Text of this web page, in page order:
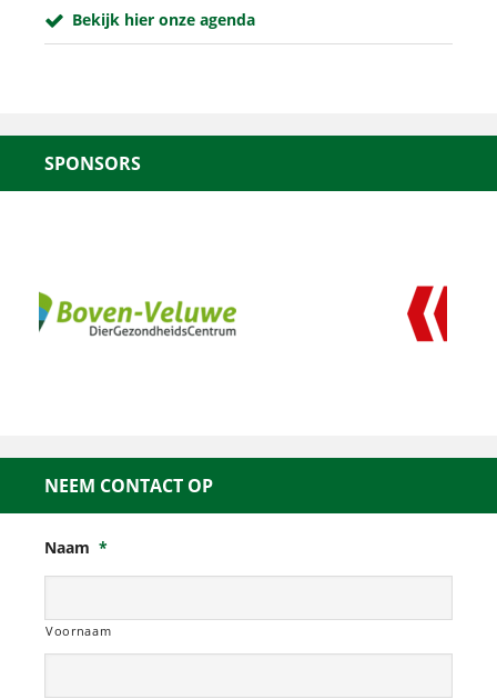
Bekijk hier onze agenda
SPONSORS
NEEM CONTACT OP
Naam *
Voornaam